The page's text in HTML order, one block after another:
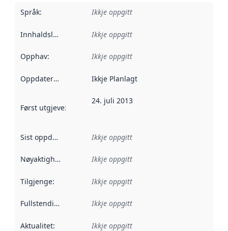
Språk: Ikkje oppgitt
Innhaldsleverandørar :
Ikkje oppgitt
Opphav: Ikkje oppgitt
Oppdateringsfrekvens :
Ikkje Planlagt
Først utgjeve: Denne datoen seier når dataa i dette
24. juli 2013
Sist oppdatert Ikkje oppgitt
Nøyaktigheit Ikkje oppgitt
Tilgjenge: Ikkje oppgitt
Fullstendigheit Ikkje oppgitt
Aktualitet: Ikkje oppgitt